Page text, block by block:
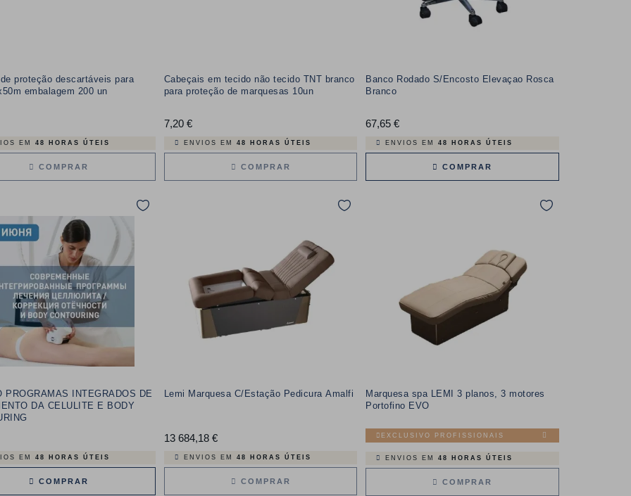
proteção descartáveis para
embalagem 200 un
EM 48 HORAS ÚTEIS
COMPRAR
Cabeçais em tecido não tecido TNT branco
para proteção de marquesas 10un
7,20 €Preço
ENVIOS EM 48 HORAS ÚTEIS
COMPRAR
Banco Rodado S/Encosto Elevaçao Rosca
Branco
67,65 €Preço
ENVIOS EM48 HORAS ÚTEIS
COMPRAR
PROGRAMAS INTEGRADOS DE
DA CELULITE E BODY
EM 48 HORAS ÚTEIS
COMPRAR
Lemi Marquesa C/Estação Pedicura Amalfi
13 684,18 €Preço
ENVIOS EM 48 HORAS ÚTEIS
COMPRAR
Marquesa spa LEMI 3 planos, 3 motores
Portofino EVO
EXCLUSIVO PROFISSIONAIS
ENVIOS EM48 HORAS ÚTEIS
COMPRAR